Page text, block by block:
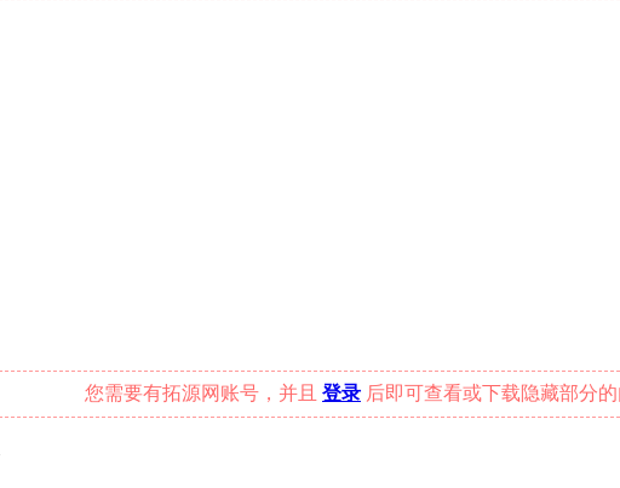
您需要有拓源网账号，并且 登录 后即可查看或下载隐藏部分